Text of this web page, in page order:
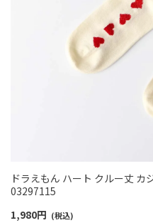
ドラえもん ハート クルー丈 カ
03297115
1,980円 (税込)